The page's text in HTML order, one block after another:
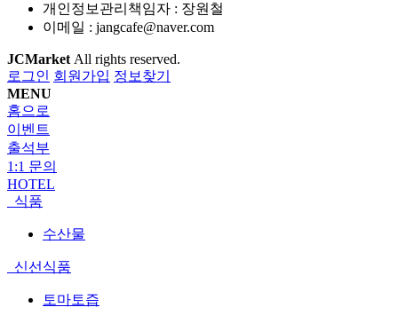
개인정보관리책임자 : 장원철
이메일 : jangcafe@naver.com
JCMarket All rights reserved.
로그인 회원가입 정보찾기
MENU
홈으로
이벤트
출석부
1:1 문의
HOTEL
식품
수산물
신선식품
토마토즙